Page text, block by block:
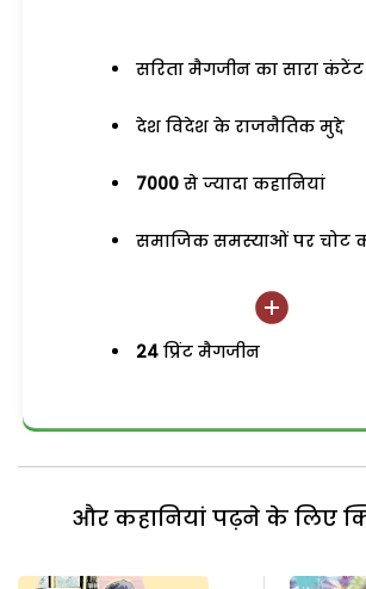
सरिता मैगजीन का सारा कंटेंट
देश विदेश के राजनैतिक मुद्दे
7000 से ज्यादा कहानियां
समाजिक समस्याओं पर चोट
24 प्रिंट मैगजीन
और कहानियां पढ़ने के लिए